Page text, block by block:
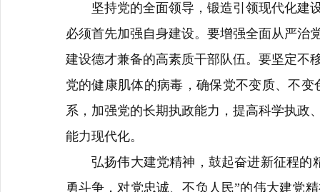
坚持党的全面领导，锻造引领现代化建
必须首先加强自身建设。要增强全面从严治
建设德才兼备的高素质干部队伍。要坚定不
党的健康肌体的病毒，确保党不变质、不
系，加强党的长期执政能力，提高科学执政
能力现代化。
弘扬伟大建党精神，鼓起奋进新征程
勇斗争，对党忠诚、不负人民”的伟大建党